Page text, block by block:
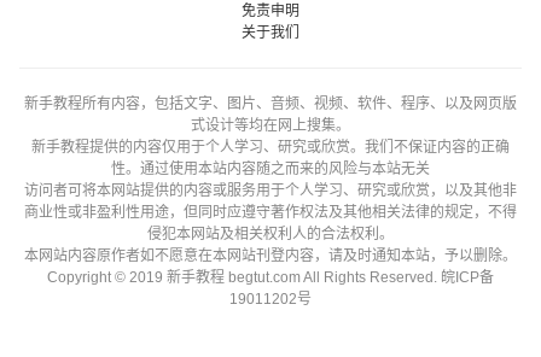
免责申明
关于我们
新手教程所有内容，包括文字、图片、音频、视频、软件、程序、以及网页版
式设计等均在网上搜集。
新手教程提供的内容仅用于个人学习、研究或欣赏。我们不保证内容的正确
性。通过使用本站内容随之而来的风险与本站无关
访问者可将本网站提供的内容或服务用于个人学习、研究或欣赏，以及其他非
商业性或非盈利性用途，但同时应遵守著作权法及其他相关法律的规定，不得
侵犯本网站及相关权利人的合法权利。
本网站内容原作者如不愿意在本网站刊登内容，请及时通知本站，予以删除。
Copyright © 2019 新手教程 begtut.com All Rights Reserved. 皖ICP备
19011202号